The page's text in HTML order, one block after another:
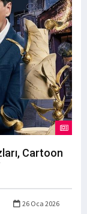
Cartoon
26 Oca 2026